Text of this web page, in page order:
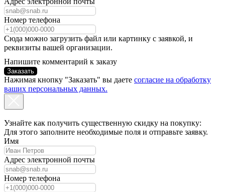
Номер телефона
Сюда можно загрузить файл или картинку с заявкой, и
реквизиты вашей организации.
Напишите комментарий к заказу
Заказать
Нажимая кнопку "Заказать" вы даете согласие на обработку
ваших персональных данных.
Узнайте как получить существенную скидку на покупку:
Для этого заполните необходимые поля и отправьте заявку.
Имя
Адрес электронной почты
Номер телефона